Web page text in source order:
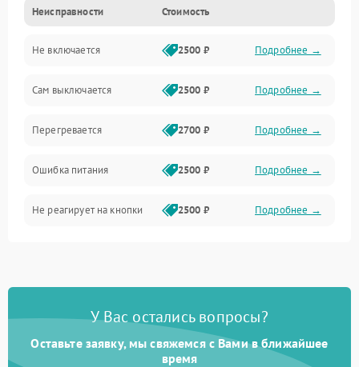
Неисправности Стоимость
Не включается 2500 ₽ Подробнее →
Сам выключается 2500 ₽ Подробнее →
Перегревается 2700 ₽ Подробнее →
Ошибка питания 2500 ₽ Подробнее →
Не реагирует на кнопки 2500 ₽ Подробнее →
У Вас остались вопросы?
Оставьте заявку, мы свяжемся с Вами в ближайшее
время